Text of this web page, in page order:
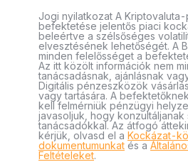
Jogi nyilatkozat A
befektetése jelentős piaci
beleértve a szélsőséges
elvesztésének lehetőségét. A
minden felelősséget a
Az itt közölt információk nem
tanácsadásnak, ajánlásnak
Digitális pénzeszközök
vagy tartására. A
kell felmérniük pénzügyi
javasoljuk, hogy konzultáljanak
tanácsadókkal. Az átfogó
kérjük, olvasd el a Kockázat-
dokumentumunkat és a
Feltételeket.